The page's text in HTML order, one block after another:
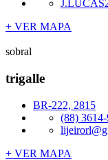
+ VER MAPA
sobral
trigalle
BR-222, 2815
(88)
+ VER MAPA